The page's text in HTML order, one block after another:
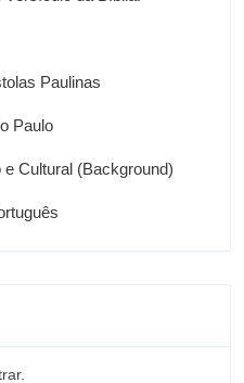
Paulinas
Paulo
Cultural (Background)